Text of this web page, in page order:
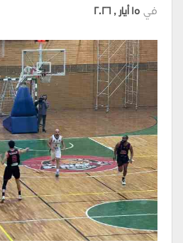
في 15 أيار , 2026